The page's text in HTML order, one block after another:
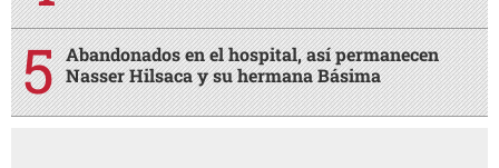
Abandonados en el hospital, así permanecen
Nasser Hilsaca y su hermana Básima